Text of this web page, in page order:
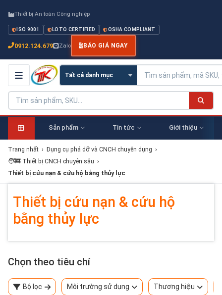
Thiết bị An toàn Công nghiệp
ISO 9001 LOTO CERTIFIED OSHA COMPLIANT
0912.124.679 Zalo BÁO GIÁ NGAY
Sản phẩm Tin tức Giới thiệu
Trang nhất › Dụng cụ phá dỡ và CNCH chuyên dụng ›
🧑‍🚒 Thiết bị CNCH chuyên sâu ›
Thiết bị cứu nạn & cứu hộ bằng thủy lực
Thiết bị cứu nạn & cứu hộ
bằng thủy lực
Chọn theo tiêu chí
Bộ lọc Môi trường sử dụng Thương hiệu